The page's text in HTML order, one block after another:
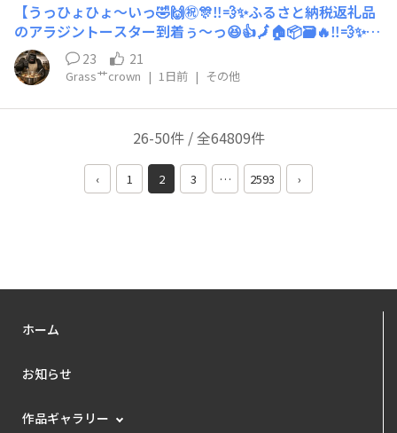
【うっひょひょ〜いっ🤣🙌㊗️🎊‼️💨✨ふるさと納税返礼品
のアラジントースター到着ぅ〜っ😆👍🗾🏠📦🗃️🔥‼️💨✨】
わぁ、想定してたより早い到着で置き場の掃除もしとらん
よっ🤣🙏🗓️🔜‼️💨✨わぁ〜トースター置き場には耐熱性有
るビニールシート敷いとるのだが、拡大すっと焦げカスと
かいっぱいだぁ〜っ🤣🙌📸🔍⬜︎🪨💥‼️💨✨(ヒント:積極的に
日常リアルをお知らせしたいのでバっチぃまんま画像でス
マンなっ🤣🙏📸✨)えとえと、開封の儀だけ済ませた段階
なので朝活しようかと思ったのだが本日は電池切れゴリラ
になったので🫠🦍🪫💦まぁ、段ボールをカッターで開けら
23 21
Grass艹crown | 1日前 | その他
26-50件 / 全64809件
‹ 1 2 3 … 2593 ›
ホーム
お知らせ
作品ギャラリー